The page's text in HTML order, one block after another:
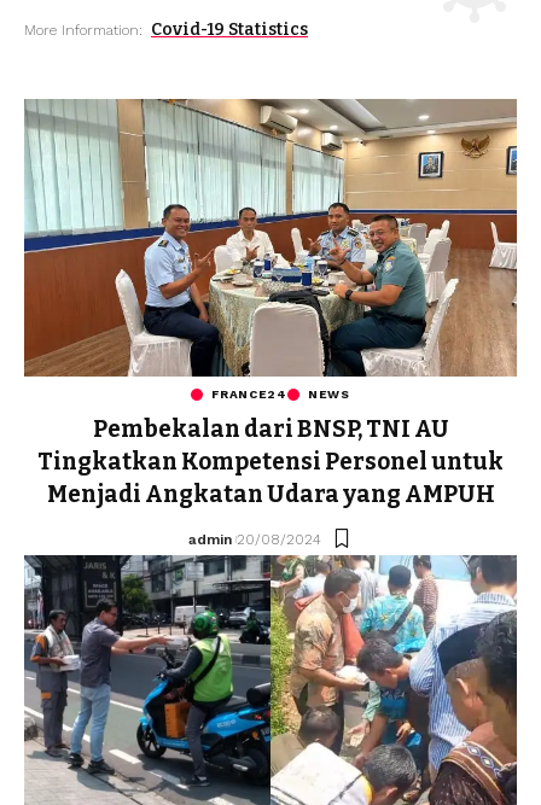
More Information: Covid-19 Statistics
FRANCE24 NEWS
Pembekalan dari BNSP, TNI AU
Tingkatkan Kompetensi Personel untuk
Menjadi Angkatan Udara yang AMPUH
admin 20/08/2024